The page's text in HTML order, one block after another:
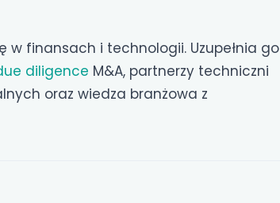
w finansach i technologii. Uzupełnia go
diligence M&A, partnerzy techniczni
oraz wiedza branżowa z